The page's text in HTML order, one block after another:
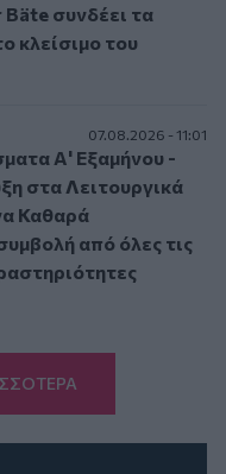
συνδέει τα
κλείσιμο του
07.08.2026 - 11:01
Α' Εξαμήνου -
στα Λειτουργικά
Καθαρά
από όλες τις